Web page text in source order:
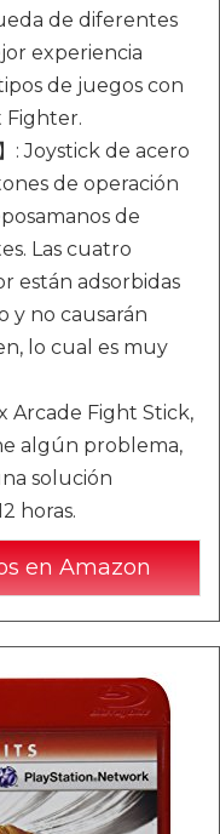
de diferentes
experiencia
de juegos con
Fighter.
: Joystick de acero
de operación
de
Las cuatro
están adsorbidas
y no causarán
lo cual es muy
x Arcade Fight Stick,
algún problema,
solución
horas.
en Amazon